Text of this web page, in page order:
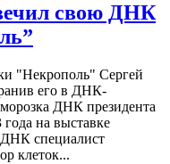
свою ДНК
"Некрополь" Сергей
его в ДНК-
ДНК президента
на выставке
специалист
клеток...